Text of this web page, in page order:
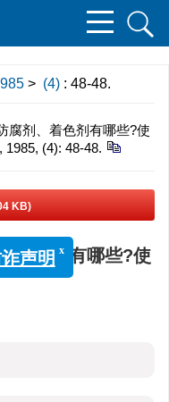
> (4) : 48-48.
腐剂、着色剂有哪些?使
(4): 48-48.
KB)
着色剂有哪些?使
x
声明